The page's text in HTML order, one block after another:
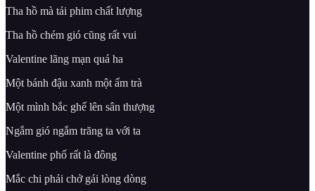
Tha hồ mà tải phim chất lượng
Tha hồ chém gió cũng rất vui
Valentine lãng mạn quá ha
Một bánh đậu xanh một ấm trà
Một mình bắc ghế lên sân thượng
Ngắm gió ngắm trăng ta với ta
Valentine phố rất là đông
Mắc chi phải chở gái lòng dòng